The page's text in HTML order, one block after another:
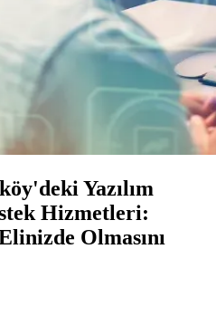
Yazılım
Hizmetleri:
Olmasını